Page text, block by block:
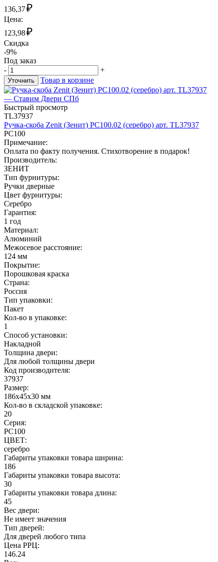
136,37₽
Цена:
123,98₽
Скидка
-9%
Под заказ
-
+
Уточнить Товар в корзине
Быстрый просмотр
TL37937
Ручка-скоба Zenit (Зенит) РС100.02 (серебро) арт. TL37937
РС100
Примечание:
Оплата по факту получения. Стихотворение в подарок!
Производитель:
ЗЕНИТ
Тип фурнитуры:
Ручки дверные
Цвет фурнитуры:
Серебро
Гарантия:
1 год
Материал:
Алюминий
Межосевое расстояние:
124 мм
Покрытие:
Порошковая краска
Страна:
Россия
Тип упаковки:
Пакет
Кол-во в упаковке:
1
Способ установки:
Накладной
Толщина двери:
Для любой толщины двери
Код производителя:
37937
Размер:
186x45x30 мм
Кол-во в складской упаковке:
20
Серия:
РС100
ЦВЕТ:
серебро
Габариты упаковки товара ширина:
186
Габариты упаковки товара высота:
30
Габариты упаковки товара длина:
45
Вес двери:
Не имеет значения
Тип дверей:
Для дверей любого типа
Цена РРЦ:
146.24